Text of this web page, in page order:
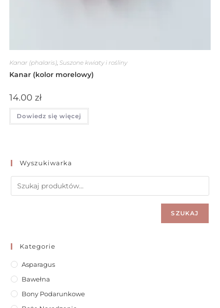
Kanar (phalaris), Suszone kwiaty i rośliny
Kanar (kolor morelowy)
14.00 zł
Dowiedz się więcej
Wyszukiwarka
SZUKAJ
Kategorie
Asparagus
Bawełna
Bony Podarunkowe